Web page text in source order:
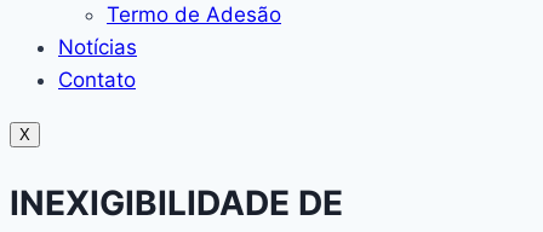
Termo de Adesão
Notícias
Contato
X
INEXIGIBILIDADE DE